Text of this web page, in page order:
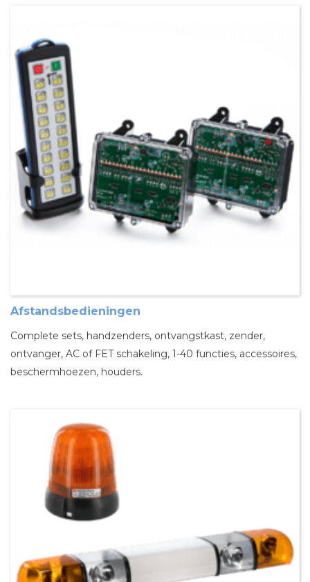
Afstandsbedieningen
Complete sets, handzenders, ontvangstkast, zender,
ontvanger, AC of FET schakeling, 1-40 functies, accessoires,
beschermhoezen, houders.